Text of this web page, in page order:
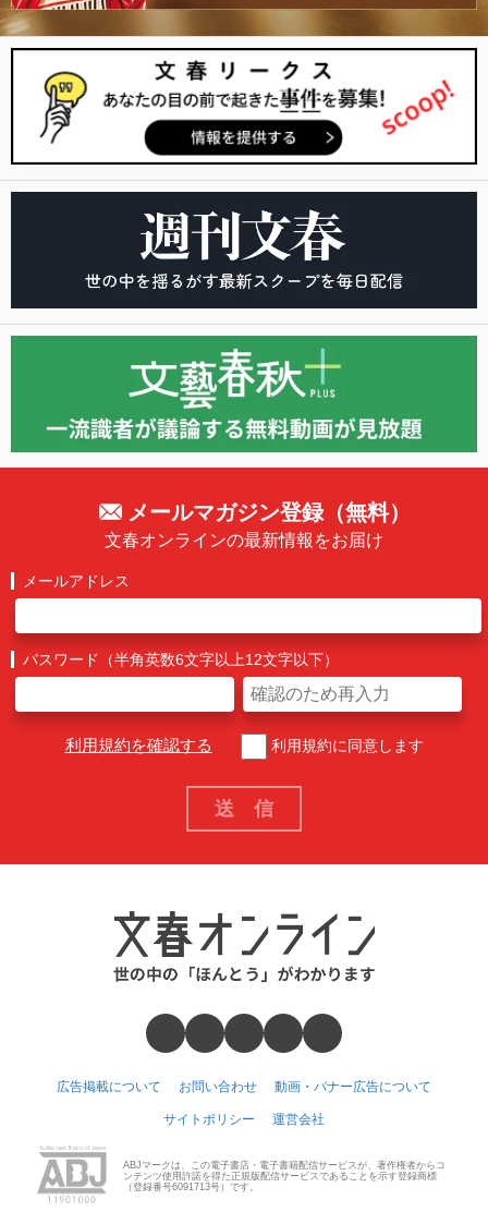
メールマガジン登録（無料）
文春オンラインの最新情報をお届け
メールアドレス
パスワード（半角英数6文字以上12文字以下）
利用規約を確認する 利用規約に同意します
広告掲載について お問い合わせ 動画・バナー広告について
サイトポリシー 運営会社
ABJマークは、この電子書店・電子書籍配信サービスが、著作権者からコ
ンテンツ使用許諾を得た正規版配信サービスであることを示す登録商標
（登録番号6091713号）です。